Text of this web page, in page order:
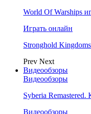
World Of Warships
Играть онлайн
Stronghold
Prev Next
Видеообзоры
Видеообзоры
Syberia
Видеообзоры